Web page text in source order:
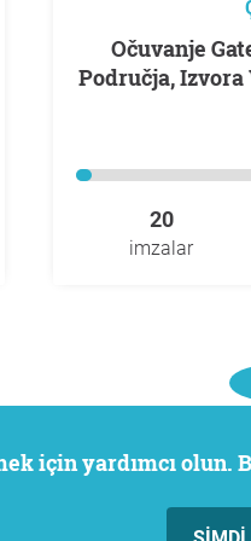
Očuvanje Gate(Usk) Termalnog
Područja,
20
imzalar
için yardımcı